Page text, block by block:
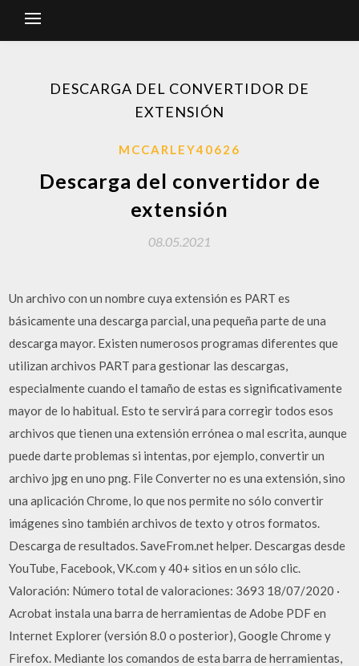
DESCARGA DEL CONVERTIDOR DE
EXTENSIÓN
MCCARLEY40626
Descarga del convertidor de
extensión
08.05.2021
Un archivo con un nombre cuya extensión es PART es
básicamente una descarga parcial, una pequeña parte de una
descarga mayor. Existen numerosos programas diferentes que
utilizan archivos PART para gestionar las descargas,
especialmente cuando el tamaño de estas es significativamente
mayor de lo habitual. Esto te servirá para corregir todos esos
archivos que tienen una extensión errónea o mal escrita, aunque
puede darte problemas si intentas, por ejemplo, convertir un
archivo jpg en uno png. File Converter no es una extensión, sino
una aplicación Chrome, lo que nos permite no sólo convertir
imágenes sino también archivos de texto y otros formatos.
Descarga de resultados. SaveFrom.net helper. Descargas desde
YouTube, Facebook, VK.com y 40+ sitios en un sólo clic.
Valoración: Número total de valoraciones: 3693 18/07/2020 ·
Acrobat instala una barra de herramientas de Adobe PDF en
Internet Explorer (versión 8.0 o posterior), Google Chrome y
Firefox. Mediante los comandos de esta barra de herramientas,